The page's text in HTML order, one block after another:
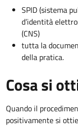
SPID (sistema
d’identità
(CNS)
tutta la
della pratica.
Cosa si
Quando il
positivamente si